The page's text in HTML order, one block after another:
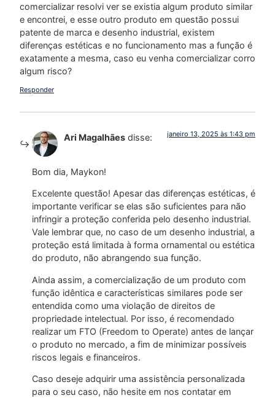
comercializar resolvi ver se existia algum produto similar
e encontrei, e esse outro produto em questão possui
patente de marca e desenho industrial, existem
diferenças estéticas e no funcionamento mas a função é
exatamente a mesma, caso eu venha comercializar corro
algum risco?
Responder
Ari Magalhães disse: janeiro 13, 2025 às 1:43 pm
Bom dia, Maykon!
Excelente questão! Apesar das diferenças estéticas, é
importante verificar se elas são suficientes para não
infringir a proteção conferida pelo desenho industrial.
Vale lembrar que, no caso de um desenho industrial, a
proteção está limitada à forma ornamental ou estética
do produto, não abrangendo sua função.
Ainda assim, a comercialização de um produto com
função idêntica e características similares pode ser
entendida como uma violação de direitos de
propriedade intelectual. Por isso, é recomendado
realizar um FTO (Freedom to Operate) antes de lançar
o produto no mercado, a fim de minimizar possíveis
riscos legais e financeiros.
Caso deseje adquirir uma assistência personalizada
para o seu caso, não hesite em nos contatar em